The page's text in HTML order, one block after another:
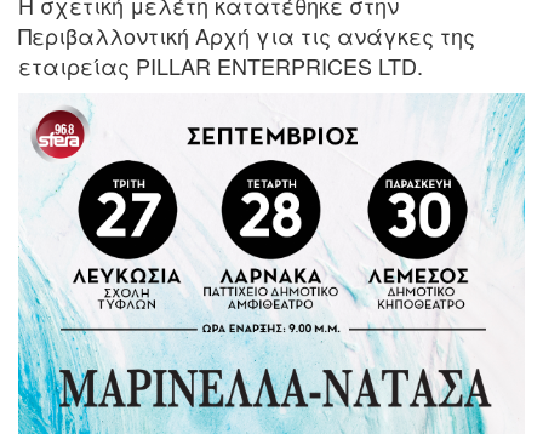
Περιβαλλοντική Αρχή για τις ανάγκες της
εταιρείας PILLAR ENTERPRICES LTD.